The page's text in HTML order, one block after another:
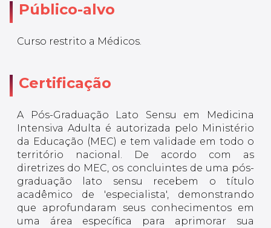
Público-alvo
Curso restrito a Médicos.
Certificação
A Pós-Graduação Lato Sensu em Medicina
Intensiva Adulta é autorizada pelo Ministério
da Educação (MEC) e tem validade em todo o
território nacional. De acordo com as
diretrizes do MEC, os concluintes de uma pós-
graduação lato sensu recebem o título
acadêmico de 'especialista', demonstrando
que aprofundaram seus conhecimentos em
uma área específica para aprimorar sua